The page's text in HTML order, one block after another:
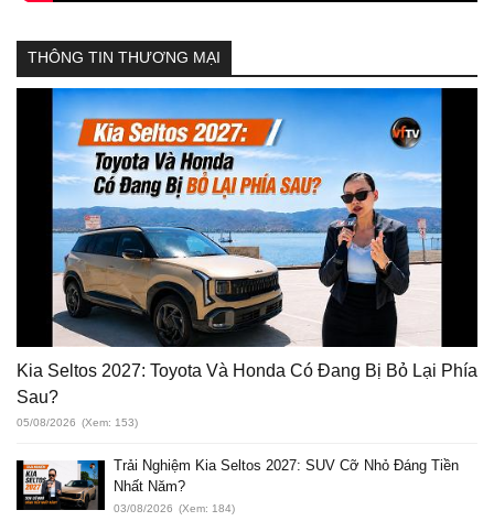
THÔNG TIN THƯƠNG MẠI
Kia Seltos 2027: Toyota Và Honda Có Đang Bị Bỏ Lại Phía
Sau?
05/08/2026 (Xem: 153)
Trải Nghiệm Kia Seltos 2027: SUV Cỡ Nhỏ Đáng Tiền
Nhất Năm?
03/08/2026 (Xem: 184)